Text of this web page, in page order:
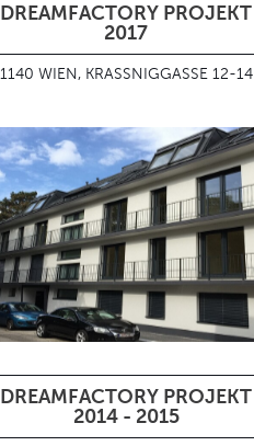
DREAMFACTORY PROJEKT
2017
1140 WIEN, KRASSNIGGASSE 12-14
DREAMFACTORY PROJEKT
2014 - 2015